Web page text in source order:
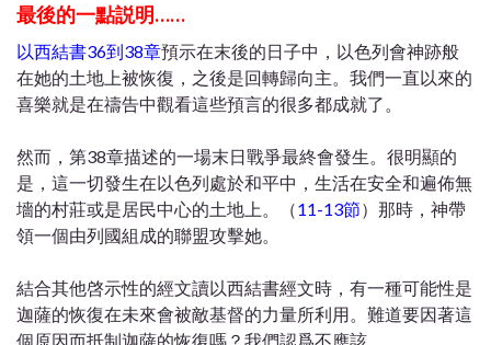
最後的一點説明……
以西結書36到38章預示在末後的日子中，以色列會神跡般
在她的土地上被恢復，之後是回轉歸向主。我們一直以來的
喜樂就是在禱告中觀看這些預言的很多都成就了。
然而，第38章描述的一場末日戰爭最終會發生。很明顯的
是，這一切發生在以色列處於和平中，生活在安全和遍佈無
墻的村莊或是居民中心的土地上。（11-13節）那時，神帶
領一個由列國組成的聯盟攻擊她。
結合其他啓示性的經文讀以西結書經文時，有一種可能性是
迦薩的恢復在未來會被敵基督的力量所利用。難道要因著這
個原因而抵制迦薩的恢復嗎？我們認爲不應該。